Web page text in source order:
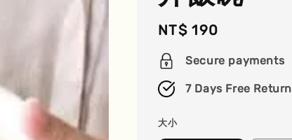
Regular
price
NT$ 190
Secure payments
7 Days Free Return
大小